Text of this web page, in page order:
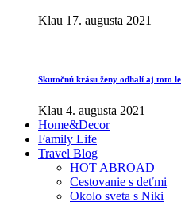
Klau 17. augusta 2021
Skutočnú krásu ženy odhalí aj toto
Klau 4. augusta 2021
Home&Decor
Family Life
Travel Blog
HOT ABROAD
Cestovanie s deťmi
Okolo sveta s Niki